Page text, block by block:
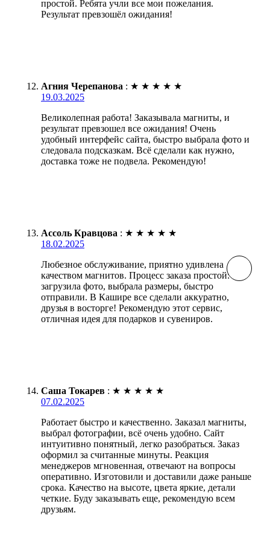
простой. Ребята учли все мои пожелания.
Результат превзошёл ожидания!
Агния Черепанова : ★ ★ ★ ★ ★
19.03.2025
Великолепная работа! Заказывала магниты, и
результат превзошел все ожидания! Очень
удобный интерфейс сайта, быстро выбрала фото и
следовала подсказкам. Всё сделали как нужно,
доставка тоже не подвела. Рекомендую!
Ассоль Кравцова : ★ ★ ★ ★ ★
18.02.2025
Любезное обслуживание, приятно удивлена
качеством магнитов. Процесс заказа простой:
загрузила фото, выбрала размеры, быстро
отправили. В Кашире все сделали аккуратно,
друзья в восторге! Рекомендую этот сервис,
отличная идея для подарков и сувениров.
Саша Токарев : ★ ★ ★ ★ ★
07.02.2025
Работает быстро и качественно. Заказал магниты,
выбрал фотографии, всё очень удобно. Сайт
интуитивно понятный, легко разобраться. Заказ
оформил за считанные минуты. Реакция
менеджеров мгновенная, отвечают на вопросы
оперативно. Изготовили и доставили даже раньше
срока. Качество на высоте, цвета яркие, детали
четкие. Буду заказывать еще, рекомендую всем
друзьям.